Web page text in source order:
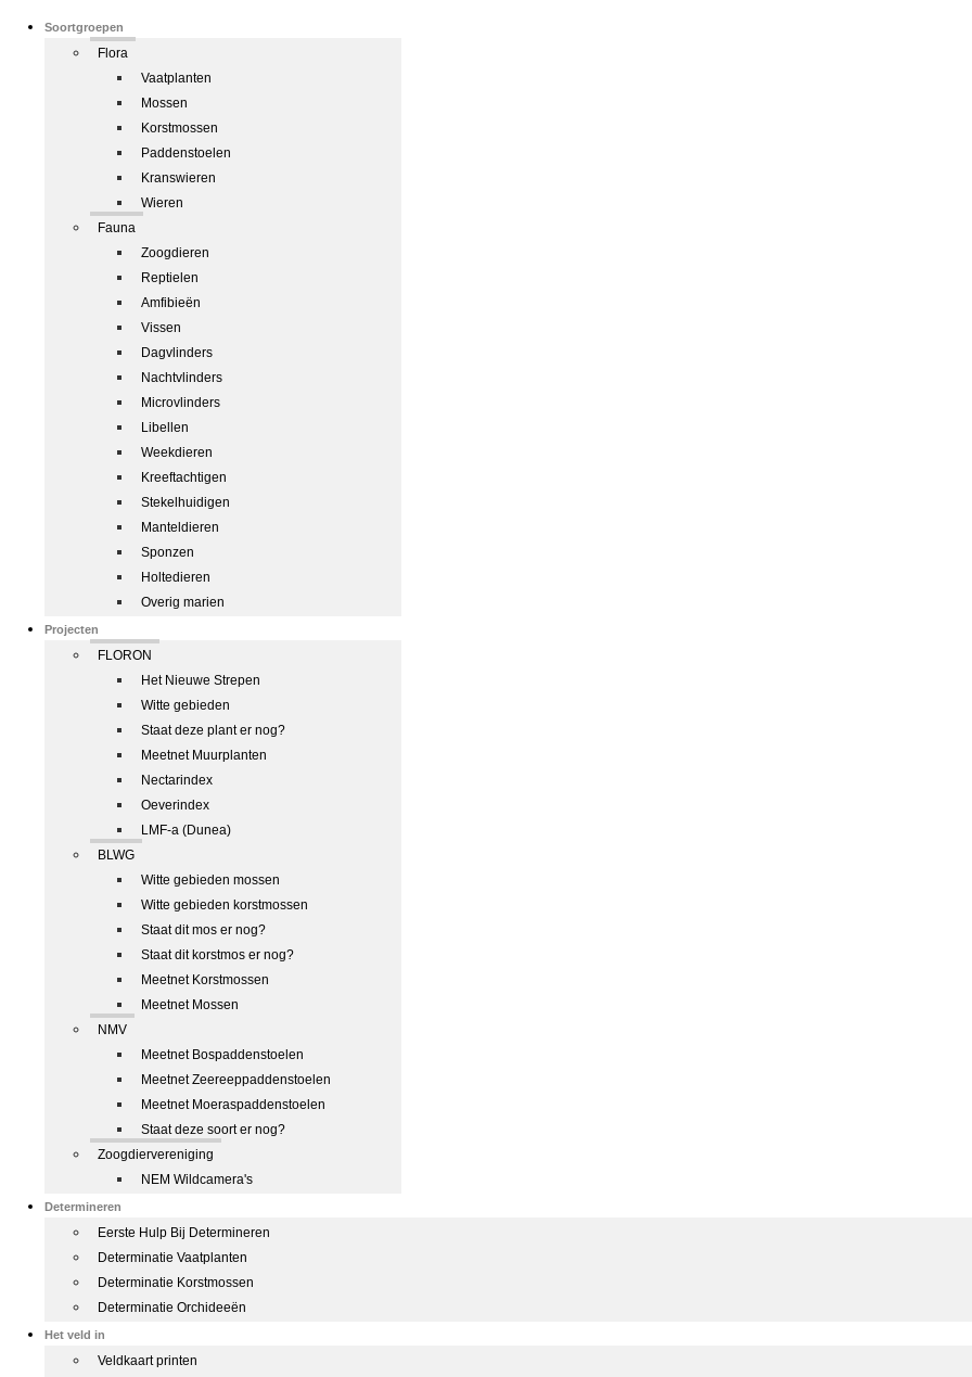
Soortgroepen
Flora
Vaatplanten
Mossen
Korstmossen
Paddenstoelen
Kranswieren
Wieren
Fauna
Zoogdieren
Reptielen
Amfibieën
Vissen
Dagvlinders
Nachtvlinders
Microvlinders
Libellen
Weekdieren
Kreeftachtigen
Stekelhuidigen
Manteldieren
Sponzen
Holtedieren
Overig marien
Projecten
FLORON
Het Nieuwe Strepen
Witte gebieden
Staat deze plant er nog?
Meetnet Muurplanten
Nectarindex
Oeverindex
LMF-a (Dunea)
BLWG
Witte gebieden mossen
Witte gebieden korstmossen
Staat dit mos er nog?
Staat dit korstmos er nog?
Meetnet Korstmossen
Meetnet Mossen
NMV
Meetnet Bospaddenstoelen
Meetnet Zeereeppaddenstoelen
Meetnet Moeraspaddenstoelen
Staat deze soort er nog?
Zoogdiervereniging
NEM Wildcamera's
Determineren
Eerste Hulp Bij Determineren
Determinatie Vaatplanten
Determinatie Korstmossen
Determinatie Orchideeën
Het veld in
Veldkaart printen